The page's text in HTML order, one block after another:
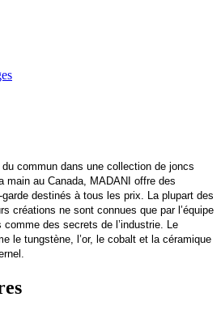
commun dans une collection de joncs
main au Canada, MADANI offre des
destinés à tous les prix. La plupart des
créations ne sont connues que par l’équipe
des secrets de l’industrie. Le
le tungstène, l’or, le cobalt et la céramique